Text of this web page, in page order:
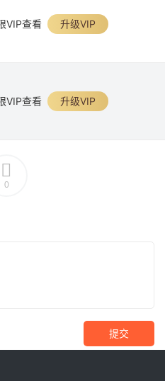
VIP查看 升级VIP
VIP查看 升级VIP
0
提交